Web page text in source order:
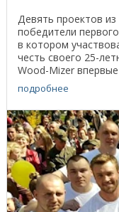
Девять проектов
победители
в котором
честь своего 25-
Wood-Mizer
подробнее